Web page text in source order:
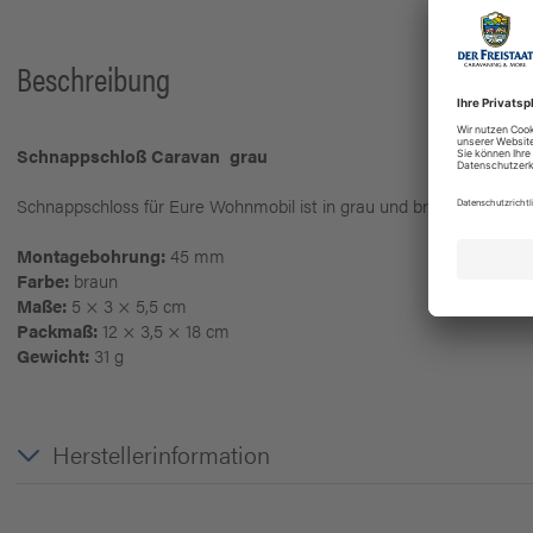
Beschreibung
Schnappschloß Caravan grau
Schnappschloss für Eure Wohnmobil ist in grau und braun erhältlich.
Montagebohrung: 45 mm
Farbe: braun
Maße: 5 × 3 × 5,5 cm
Packmaß: 12 × 3,5 × 18 cm
Gewicht: 31 g
Herstellerinformation